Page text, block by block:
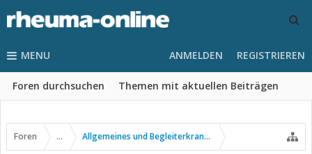
MENU
Foren durchsuchen Themen mit aktuellen Beiträgen
ANMELDEN REGISTRIEREN
Foren ... Allgemeines und Begleiterkrankungen